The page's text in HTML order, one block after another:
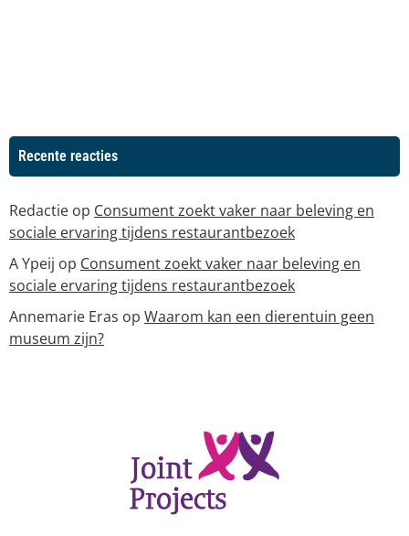
Recente reacties
Redactie op Consument zoekt vaker naar beleving en
sociale ervaring tijdens restaurantbezoek
A Ypeij op Consument zoekt vaker naar beleving en
sociale ervaring tijdens restaurantbezoek
Annemarie Eras op Waarom kan een dierentuin geen
museum zijn?